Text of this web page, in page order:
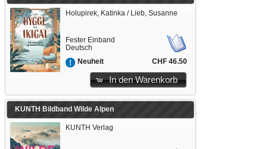
Holupirek, Katinka / Lieb, Susanne
Fester Einband
Deutsch
Neuheit
CHF 46.50
In den Warenkorb
KUNTH Bildband Wilde Alpen
KUNTH Verlag